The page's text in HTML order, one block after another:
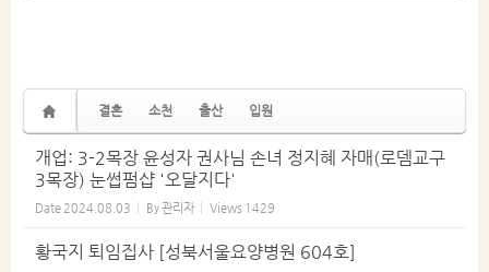
결혼 소천 출산 입원
개업: 3-2목장 윤성자 권사님 손녀 정지혜 자매(로뎀교구
3목장) 눈썹펌샵 '오달지다'
Date 2024.08.03 By관리자 Views 1429
황국지 퇴임집사 [성북서울요양병원 604호]